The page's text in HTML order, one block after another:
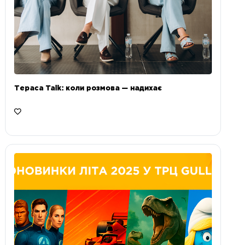
Тераса Talk: коли розмова — надихає